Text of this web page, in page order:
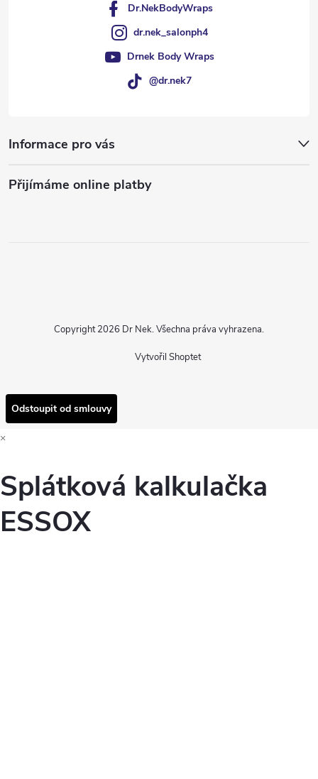
Dr.NekBodyWraps
dr.nek_salonph4
Drnek Body Wraps
@dr.nek7
Informace pro vás
Přijímáme online platby
Vytvořil Shoptet
Copyright 2026 Dr Nek. Všechna práva vyhrazena.
Odstoupit od smlouvy
×
Splátková kalkulačka
ESSOX